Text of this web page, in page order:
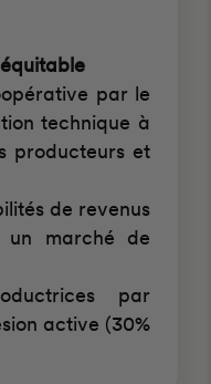
par le
technique à
producteurs et
de revenus
un marché de
par
active (30%